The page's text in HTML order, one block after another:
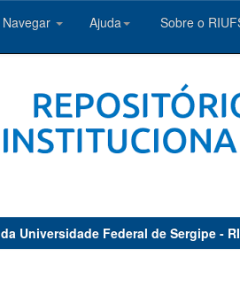
Navegar Ajuda Sobre o
Universidade Federal de Sergipe -